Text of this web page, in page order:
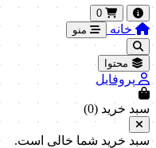
0
خانه منو
محتوا
پروفایل
سبد خرید (0
)
سبد خرید شما خالی است.